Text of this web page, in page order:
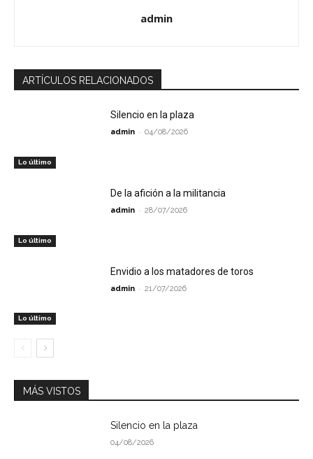
admin
ARTÍCULOS RELACIONADOS
Lo último
Silencio en la plaza
admin - 04/08/2026
Lo último
De la afición a la militancia
admin - 28/07/2026
Lo último
Envidio a los matadores de toros
admin - 21/07/2026
MÁS VISTOS
Silencio en la plaza
04/08/2026